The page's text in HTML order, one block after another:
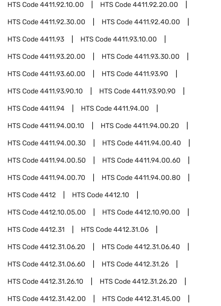
HTS Code4411.92.10.00 HTS Code4411.92.20.00
HTS Code4411.92.30.00 HTS Code4411.92.40.00
HTS Code4411.93 HTS Code4411.93.10.00
HTS Code4411.93.20.00 HTS Code4411.93.30.00
HTS Code4411.93.60.00 HTS Code4411.93.90
HTS Code4411.93.90.10 HTS Code4411.93.90.90
HTS Code4411.94 HTS Code4411.94.00
HTS Code4411.94.00.10 HTS Code4411.94.00.20
HTS Code4411.94.00.30 HTS Code4411.94.00.40
HTS Code4411.94.00.50 HTS Code4411.94.00.60
HTS Code4411.94.00.70 HTS Code4411.94.00.80
HTS Code4412 HTS Code4412.10
HTS Code4412.10.05.00 HTS Code4412.10.90.00
HTS Code4412.31 HTS Code4412.31.06
HTS Code4412.31.06.20 HTS Code4412.31.06.40
HTS Code4412.31.06.60 HTS Code4412.31.26
HTS Code4412.31.26.10 HTS Code4412.31.26.20
HTS Code4412.31.42.00 HTS Code4412.31.45.00